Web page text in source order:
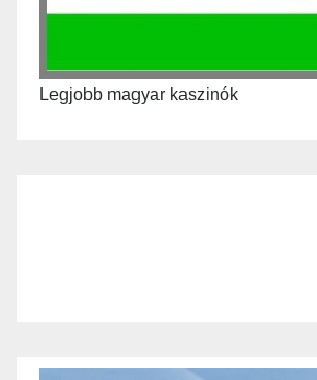
Legjobb magyar kaszinók